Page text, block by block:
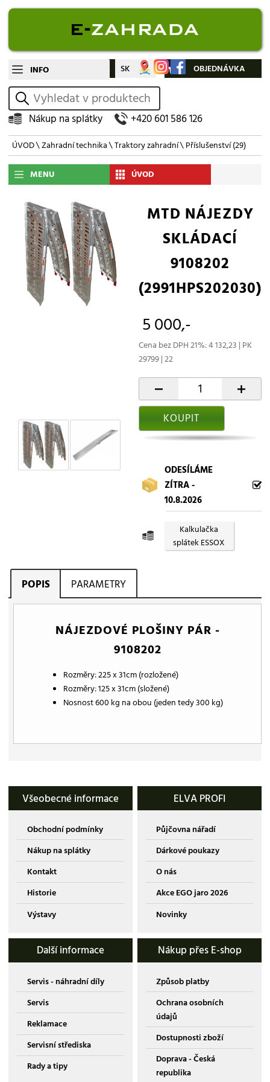
INFO CZ SK Můj účet OBJEDNÁVKA
vyhledat
Nákup na splátky +420 601 586 126
ÚVOD\Zahradní technika\Traktory zahradní\Příslušenství(29)
MENU ÚVOD
MTD NÁJEZDY
SKLÁDACÍ
9108202
(2991HPS202030)
5 000,-
Cena bez DPH 21%: 4 132,23 | PK
29799 | 22
- +
KOUPIT
ODESÍLÁME
ZÍTRA -
10.8.2026
Kalkulačka
splátek ESSOX
POPIS PARAMETRY
NÁJEZDOVÉ PLOŠINY PÁR -
9108202
Rozměry: 225 x 31cm (rozložené)
Rozměry: 125 x 31cm (složené)
Nosnost 600 kg na obou (jeden tedy 300 kg)
Všeobecné informace
Obchodní podmínky
Nákup na splátky
Kontakt
Historie
Výstavy
ELVA PROFI
Půjčovna nářadí
Dárkové poukazy
O nás
Akce EGO jaro 2026
Novinky
Další informace
Servis - náhradní díly
Servis
Reklamace
Servisní střediska
Rady a tipy
Nákup přes E-shop
Způsob platby
Ochrana osobních
údajů
Dostupnosti zboží
Doprava - Česká
republika